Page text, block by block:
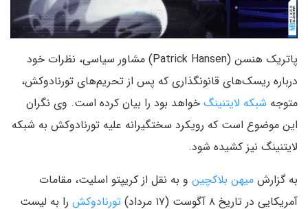
پاتریک هنسن (Patrick Hansen) مشاور سیاسی، نظرات خود
درباره ریسک‌های قانونگذاری که پس از تحریم‌های تورنادوکش،
متوجه شبکه لایتنینگ خواهد بود را بیان کرده است. وی نگران
این موضوع است که رویکرد سختگیرانه علیه تورنادوکش به شبکه
لایتنینگ نیز کشیده شود.
به گزارش میهن بلاکچین و به نقل از کریپتو اسلیت، مقامات
آمریکایی در تاریخ ۸ آگوست (۱۷ مرداد)
تورنادوکش را به لیست